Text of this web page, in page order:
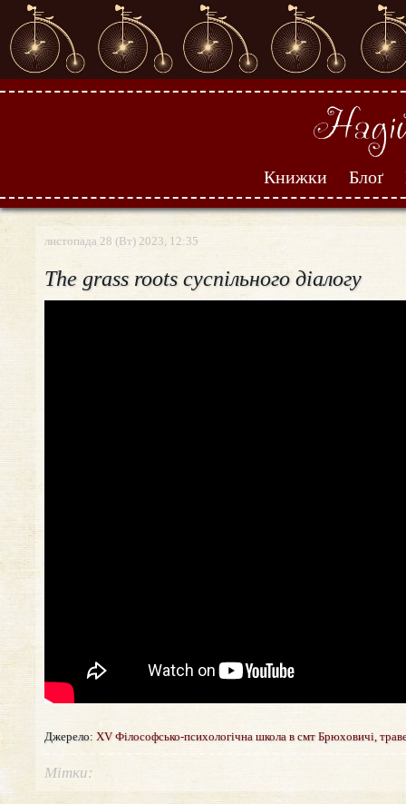
Книжки Блоґ
листопада 28 (Вт) 2023, 12:35
The grass roots суспільного діалогу
Джерело: XV Філософсько-психологічна школа в смт Брюховичі,
Мітки: